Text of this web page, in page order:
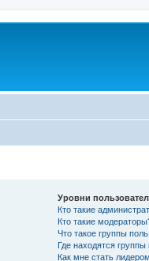
Уровни
Кто такие
Кто такие
Что такое группы
Где находятся
Как мне стать